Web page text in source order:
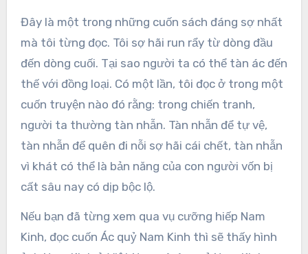
Đây là một trong những cuốn sách đáng sợ nhất
mà tôi từng đọc. Tôi sợ hãi run rẩy từ dòng đầu
đến dòng cuối. Tại sao người ta có thể tàn ác đến
thế với đồng loại. Có một lần, tôi đọc ở trong một
cuốn truyện nào đó rằng: trong chiến tranh,
người ta thường tàn nhẫn. Tàn nhẫn để tự vệ,
tàn nhẫn để quên đi nỗi sợ hãi cái chết, tàn nhẫn
vì khát có thể là bản năng của con người vốn bị
cất sâu nay có dịp bộc lộ.
Nếu bạn đã từng xem qua vụ cưỡng hiếp Nam
Kinh, đọc cuốn Ác quỷ Nam Kinh thì sẽ thấy hình